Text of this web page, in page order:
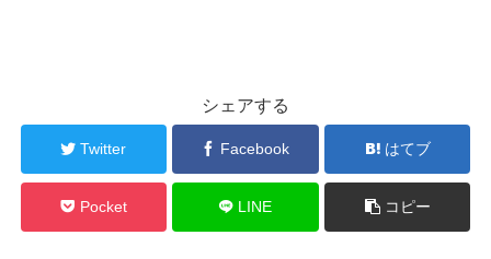
シェアする
Twitter Facebook はてブ
Pocket LINE コピー